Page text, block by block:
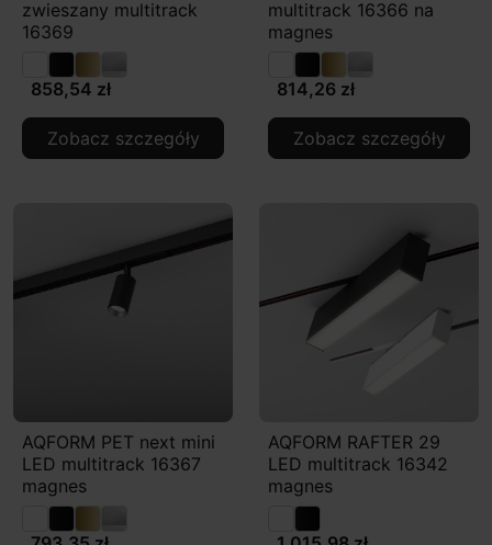
zwieszany multitrack
16369
858,54 zł
Zobacz szczegóły
multitrack 16366 na
magnes
814,26 zł
Zobacz szczegóły
AQFORM PET next mini
LED multitrack 16367
magnes
AQFORM RAFTER 29
LED multitrack 16342
magnes